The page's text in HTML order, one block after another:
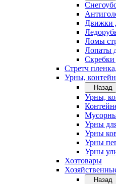
Движки
Ломы
Лопаты
Скребки
Стретч
Урны,
Назад
Урны,
Урны
Урны
Урны
Урны
Хозтовары
Назад